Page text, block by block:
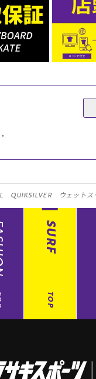
QUIKSILVER ウェットス
SURF
TOP